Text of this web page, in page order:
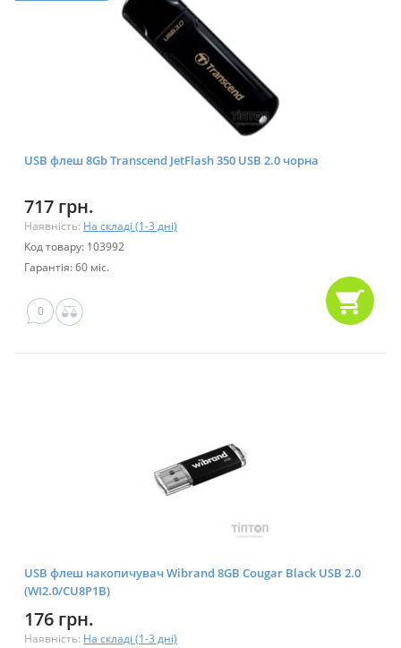
USB флеш 8Gb Transcend JetFlash 350 USB 2.0 чорна
717 грн.
Наявність: На складі (1-3 дні)
Код товару: 103992
Гарантія: 60 міс.
0
USB флеш накопичувач Wibrand 8GB Cougar Black USB 2.0
(WI2.0/CU8P1B)
176 грн.
Наявність: На складі (1-3 дні)